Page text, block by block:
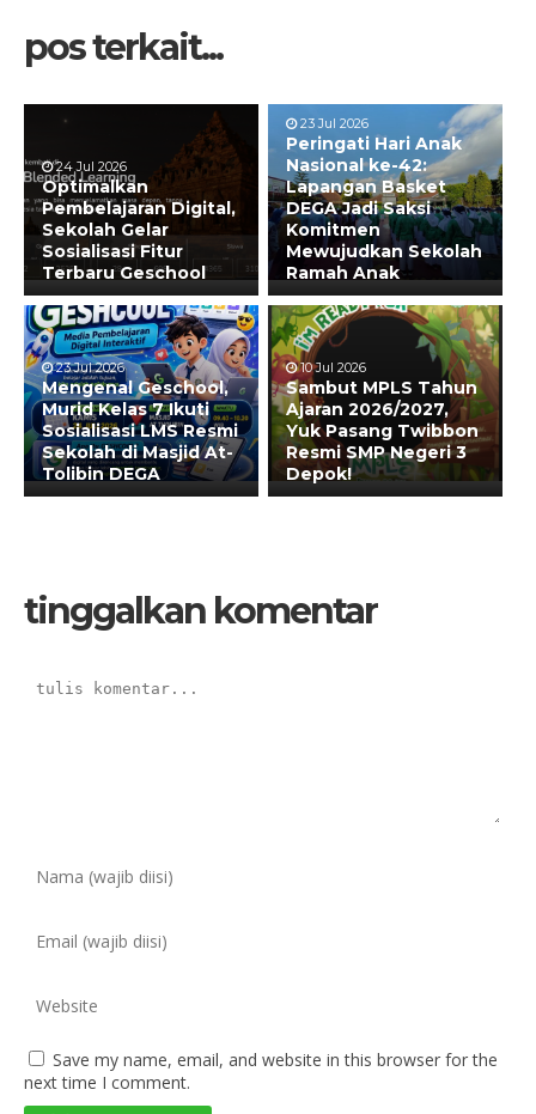
pos terkait...
24 Jul 2026
Optimalkan
Pembelajaran Digital,
Sekolah Gelar
Sosialisasi Fitur
Terbaru Geschool
23 Jul 2026
Peringati Hari Anak
Nasional ke-42:
Lapangan Basket
DEGA Jadi Saksi
Komitmen
Mewujudkan Sekolah
Ramah Anak
23 Jul 2026
Mengenal Geschool,
Murid Kelas 7 Ikuti
Sosialisasi LMS Resmi
Sekolah di Masjid At-
Tolibin DEGA
10 Jul 2026
Sambut MPLS Tahun
Ajaran 2026/2027,
Yuk Pasang Twibbon
Resmi SMP Negeri 3
Depok!
tinggalkan komentar
Save my name, email, and website in this browser for the
next time I comment.